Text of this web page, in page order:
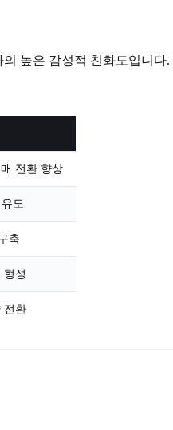
은 감성적 친화도입니다.
전환 향상
도
축
형성
전환